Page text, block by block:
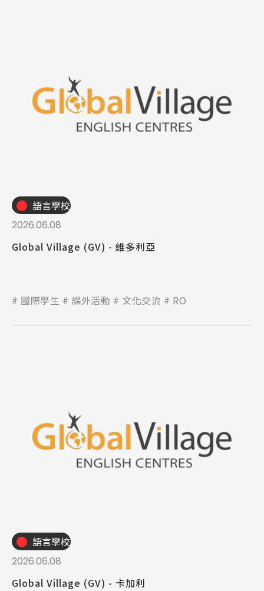
Latest News
Promotion
語言學校
2026.06.08
Global Village (GV) - 維多利亞
國際學生 課外活動 文化交流 RO
語言學校
2026.06.08
Global Village (GV) - 卡加利